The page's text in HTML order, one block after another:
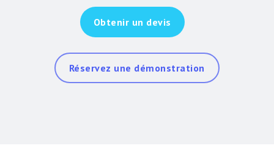
Obtenir un devis
Réservez une démonstration